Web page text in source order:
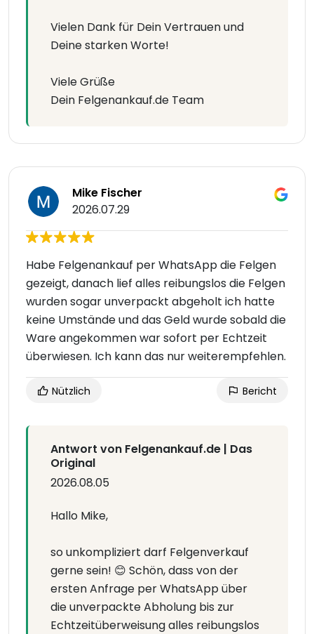
Vielen Dank für Dein Vertrauen und
Deine starken Worte!
Viele Grüße
Dein Felgenankauf.de Team
Mike Fischer
2026.07.29
Habe Felgenankauf per WhatsApp die Felgen
gezeigt, danach lief alles reibungslos die Felgen
wurden sogar unverpackt abgeholt ich hatte
keine Umstände und das Geld wurde sobald die
Ware angekommen war sofort per Echtzeit
überwiesen. Ich kann das nur weiterempfehlen.
Nützlich Bericht
Antwort von Felgenankauf.de | Das
Original
2026.08.05
Hallo Mike,
so unkompliziert darf Felgenverkauf
gerne sein! 😊 Schön, dass von der
ersten Anfrage per WhatsApp über
die unverpackte Abholung bis zur
Echtzeitüberweisung alles reibungslos